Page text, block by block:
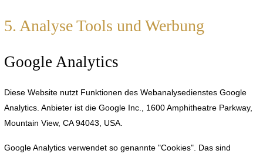
5. Analyse Tools und Werbung
Google Analytics
Diese Website nutzt Funktionen des Webanalysedienstes Google
Analytics. Anbieter ist die Google Inc., 1600 Amphitheatre Parkway,
Mountain View, CA 94043, USA.
Google Analytics verwendet so genannte "Cookies". Das sind